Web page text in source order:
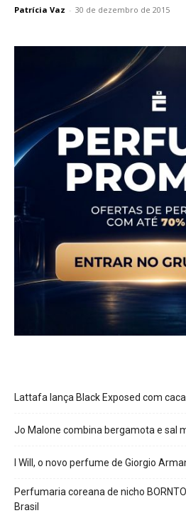
Patrícia Vaz - 30 de dezembro de 2015
Lattafa lança Black Exposed com
Jo Malone combina bergamota e sal
I Will, o novo perfume de Giorgio
Perfumaria coreana de nicho
Brasil